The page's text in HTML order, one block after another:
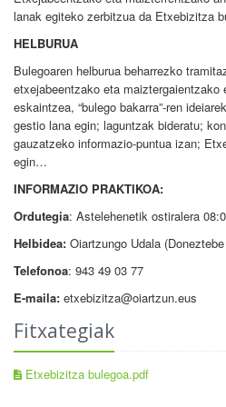
lanak egiteko zerbitzua da Etxebizitza
HELBURUA
Bulegoaren helburua beharrezko
etxejabeentzako eta maiztergaientzako
eskaintzea, “bulego bakarra”-ren
gestio lana egin; laguntzak bideratu;
gauzatzeko informazio-puntua izan;
egin…
INFORMAZIO PRAKTIKOA:
Ordutegia: Astelehenetik ostiralera
Helbidea: Oiartzungo Udala
Telefonoa: 943 49 03 77
E-maila: etxebizitza@oiartzun.eus
Fitxategiak
Etxebizitza bulegoa.pdf